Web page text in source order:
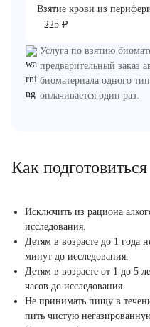
Взятие крови из
225 ₽
Услуга по взятию
предварительный заказ
биоматериала одного
оплачивается один раз.
Как подготовиться
Исключить из рациона
исследования.
Детям в возрасте до 1 года
минут до исследования.
Детям в возрасте от 1 до 5
часов до исследования.
Не принимать пищу в
пить чистую